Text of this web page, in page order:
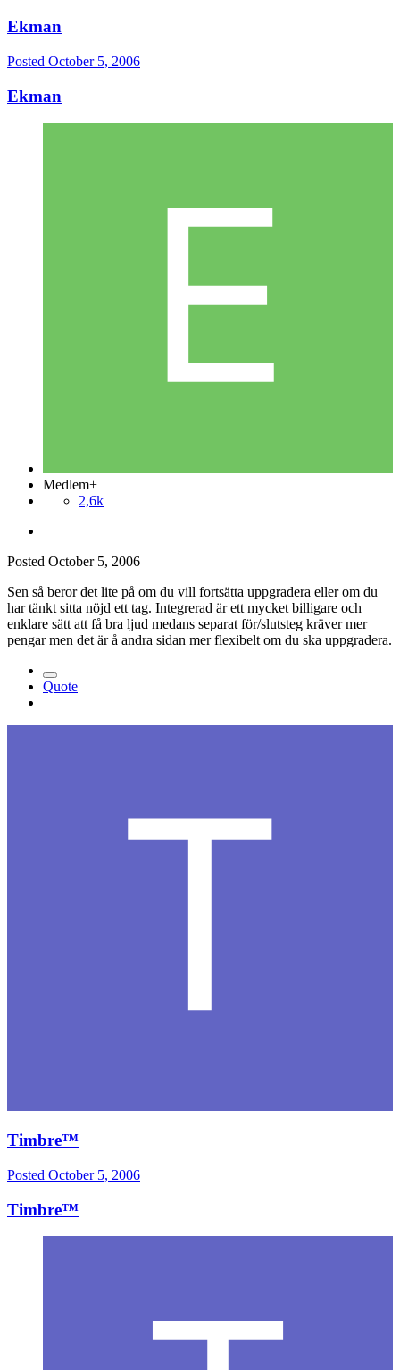
Ekman
Posted October 5, 2006
Ekman
Medlem+
2,6k
Posted October 5, 2006
Sen så beror det lite på om du vill fortsätta uppgradera eller om du
har tänkt sitta nöjd ett tag. Integrerad är ett mycket billigare och
enklare sätt att få bra ljud medans separat för/slutsteg kräver mer
pengar men det är å andra sidan mer flexibelt om du ska uppgradera.
Quote
Timbre™
Posted October 5, 2006
Timbre™